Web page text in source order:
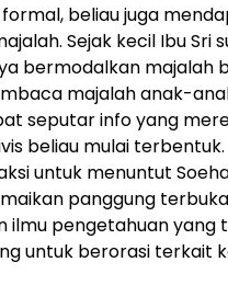
beliau juga
Sejak kecil Ibu Sri
bermodalkan majalah
majalah anak-
seputar info yang
beliau mulai
untuk menuntut
panggung
ilmu pengetahuan yang
untuk berorasi terkait